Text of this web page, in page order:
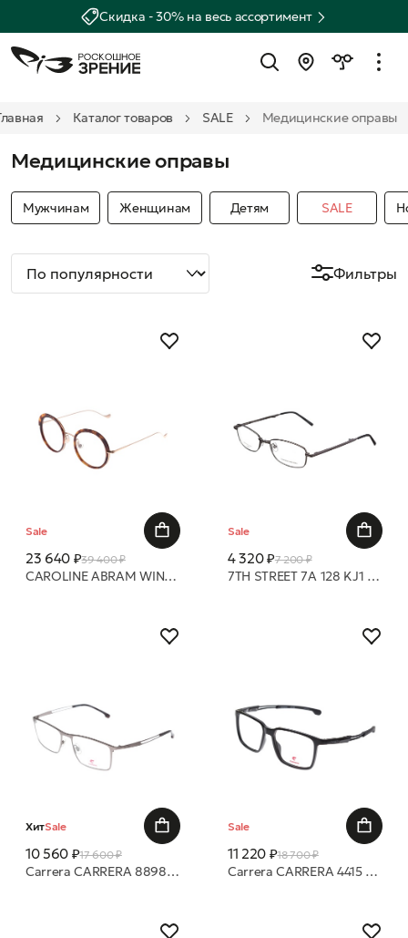
Скидка - 30% на весь ассортимент
Каталог товаров SALE Медицинские оправы
Медицинские оправы
Мужчинам Женщинам Детям SALE
Фильтры
Sale
23 640 ₽39 400 ₽
CAROLINE ABRAM WINNA 736 50 21 оправа
Sale
4 320 ₽7 200 ₽
7TH STREET 7A 128 KJ1 55 19 оправа
ХитSale
10 560 ₽17 600 ₽
Carrera CARRERA 8898 R80 55 18 оправа
Sale
11 220 ₽18 700 ₽
Carrera CARRERA 4415 807 54 16 оправа